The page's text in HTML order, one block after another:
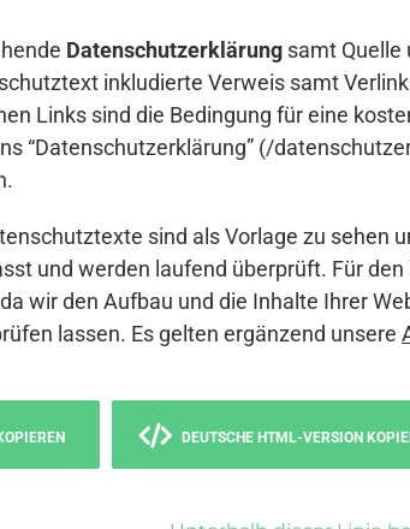
Datenschutzerklärung samt Quelle
inkludierte Verweis samt
Links sind die Bedingung für eine
“Datenschutzerklärung” (/
sind als Vorlage zu sehen
und werden laufend überprüft. Für
wir den Aufbau und die Inhalte Ihrer
lassen. Es gelten ergänzend unsere
DEUTSCHE HTML-VERSION